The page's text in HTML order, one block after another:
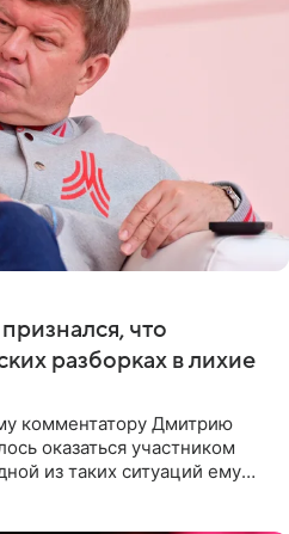
что
разборках в лихие
комментатору Дмитрию
оказаться участником
из таких ситуаций ему